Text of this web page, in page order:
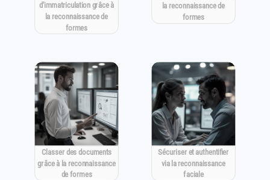
d'immatriculation grâce à
la reconnaissance de
formes
la reconnaissance de
formes
Classer des documents
grâce à la reconnaissance
de formes
Sécuriser et authentifier
via la reconnaissance
faciale